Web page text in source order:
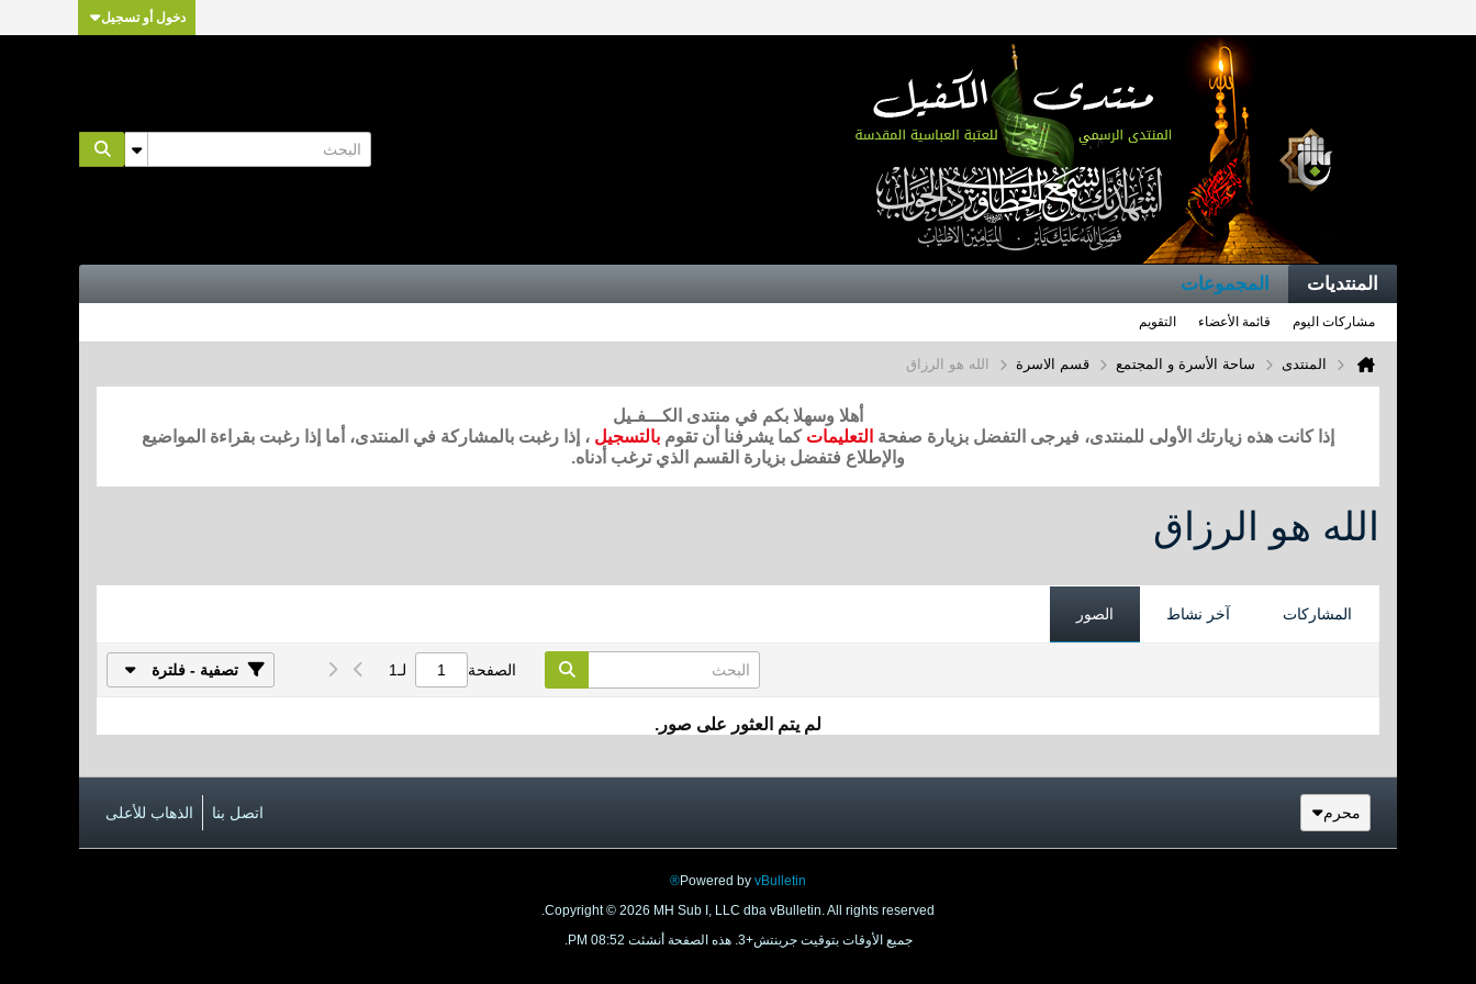
دخول أو تسجيل
المنتديات المجموعات
مشاركات اليوم قائمة الأعضاء التقويم
المنتدى ساحة الأسرة و المجتمع قسم الاسرة الله هو الرزاق
أهلا وسهلا بكم في منتدى الكـــفـيل
إذا كانت هذه زيارتك الأولى للمنتدى، فيرجى التفضل بزيارة صفحة التعليمات كما يشرفنا أن تقوم بالتسجيل ، إذا رغبت بالمشاركة في المنتدى، أما إذا رغبت بقراءة المواضيع
والإطلاع فتفضل بزيارة القسم الذي ترغب أدناه.
الله هو الرزاق
المشاركات آخر نشاط الصور
الصفحة لـ1 تصفية - فلترة
لم يتم العثور على صور.
محرم اتصل بنا الذهاب للأعلى
Powered by vBulletin®
Copyright © 2026 MH Sub I, LLC dba vBulletin. All rights reserved.
جميع الأوقات بتوقيت جرينتش+3. هذه الصفحة أنشئت 08:52 PM.